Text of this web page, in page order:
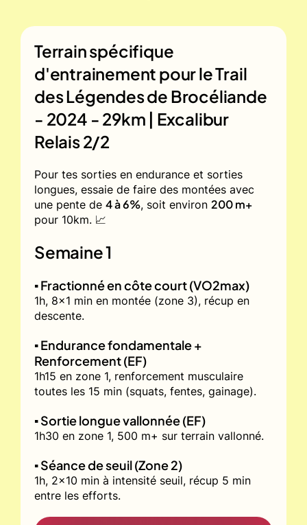
Terrain spécifique
d'entrainement pour leTrail
des Légendes de Brocéliande
- 2024 - 29km | Excalibur
Relais 2/2
Pour tes sorties en endurance et sorties
longues, essaie de faire des montées avec
une pente de 4 à 6%, soit environ 200 m+
pour 10km. 📈
Semaine 1
▪️ Fractionné en côte court (VO2max)
1h, 8x1 min en montée (zone 3), récup en
descente.
▪️ Endurance fondamentale +
Renforcement (EF)
1h15 en zone 1, renforcement musculaire
toutes les 15 min (squats, fentes, gainage).
▪️ Sortie longue vallonnée (EF)
1h30 en zone 1, 500 m+ sur terrain vallonné.
▪️ Séance de seuil (Zone 2)
1h, 2x10 min à intensité seuil, récup 5 min
entre les efforts.